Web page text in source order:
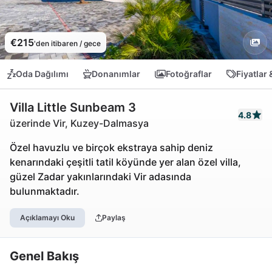
€215'den itibaren / gece
Oda Dağılımı Donanımlar Fotoğraflar Fiyatlar
Villa Little Sunbeam 3
üzerinde Vir, Kuzey-Dalmasya
4.8
Özel havuzlu ve birçok ekstraya sahip deniz
kenarındaki çeşitli tatil köyünde yer alan özel villa,
güzel Zadar yakınlarındaki Vir adasında
bulunmaktadır.
Açıklamayı Oku Paylaş
Genel Bakış